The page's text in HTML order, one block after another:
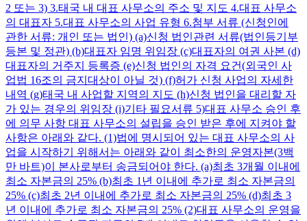
2 또는 3) 3.태국 내 대표 사무소의 주소 및 지도 4.대표 사무소
의 대표자 5.대표 사무소의 사업 유형 6.첨부 서류 (신청인에
관한 서류: 개인 또는 법인) (a)신청 법인관련 서류(법인등기부
등본 및 정관) (b)대표자 임명 위임장 (c)대표자의 여권 사본 (d)
대표자의 거주지 등록증 (e)신청 법인의 자격 요건(외국인 사
업법 16조의 금지대상이 아닐 것) (f)허가 신청 사업의 자세한
내역 (g)태국 내 사업할 지역의 지도 (h)신청 법인을 대리할 자
가 있는 경우의 위임장 (i)기타 필요서류 5)대표 사무소 승인 후
에 의무 사항 대표 사무소의 설립을 승인 받은 후에 지켜야 할
사항은 아래와 같다. (1)법에 명시되어 있는 대표 사무소의 사
업을 시작하기 위해서는 아래와 같이 최소한의 운영자본(3백
만 바트)이 본사로부터 송금되어야 한다. (a)최초 3개월 이내에
최소 자본금의 25% (b)최초 1년 이내에 추가로 최소 자본금의
25% (c)최초 2년 이내에 추가로 최소 자본금의 25% (d)최초 3
년 이내에 추가로 최소 자본금의 25% (2)대표 사무소의 운영을